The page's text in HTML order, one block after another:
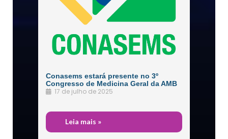
Conasems estará presente no 3º
Congresso de Medicina Geral da AMB
17 de julho de 2025
Leia mais »